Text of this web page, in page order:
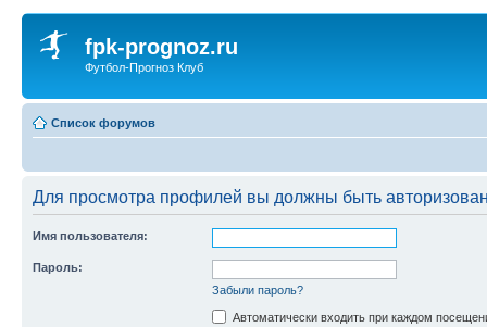
fpk-prognoz.ru
Футбол-Прогноз Клуб
Список форумов
Для просмотра профилей вы должны быть
Имя пользователя:
Пароль:
Забыли пароль?
Автоматически входить при каждом